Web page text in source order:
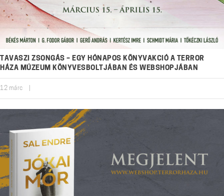
TAVASZI ZSONGÁS – EGY HÓNAPOS KÖNYVAKCIÓ A TERROR
HÁZA MÚZEUM KÖNYVESBOLTJÁBAN ÉS WEBSHOPJÁBAN
12 márc